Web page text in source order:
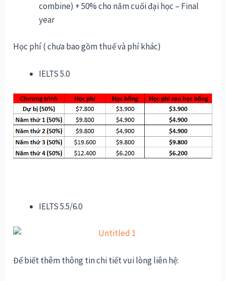
combine) + 50% cho năm cuối đại học – Final
year
Học phí ( chưa bao gồm thuế và phí khác)
IELTS 5.0
IELTS 5.5/6.0
Để biết thêm thông tin chi tiết vui lòng liên hệ: